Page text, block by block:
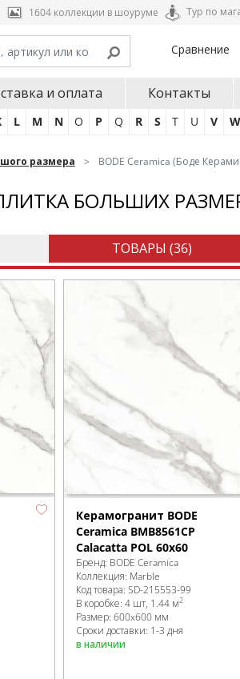
1604 коллекции в шоуруме Тур по
Сравнение
и оплата Контакты
L M N O P Q R S T U V W
размера BODE Ceramica (Боде
БОЛЬШИХ
ТОВАРЫ (36)
Керамогранит BODE
Ceramica BMB8561CP
Calacatta POL 60x60
Бренд: BODE Ceramica
Коллекция: Marble
Код товара:SD-215553-99
В коробке:4 шт, 1.44 м2
Размер:600x600 мм
Сроки доставки: 1-3 дня
в наличии